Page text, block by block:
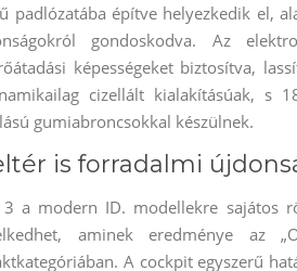
padlózatába építve helyezkedik el,
gondoskodva. Az
képességeket biztosítva,
cizellált kialakításúak, s
gumiabroncsokkal készülnek.
is forradalmi
a modern ID. modellekre sajátos
aminek eredménye
A cockpit egyszerű